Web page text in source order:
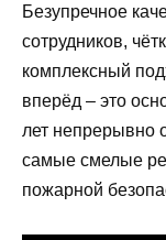
Безупречное
сотрудников,
комплексный
вперёд – это
лет непрерывно
самые смелые
пожарной